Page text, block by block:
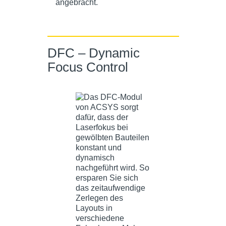
angebracht.
DFC – Dynamic
Focus Control